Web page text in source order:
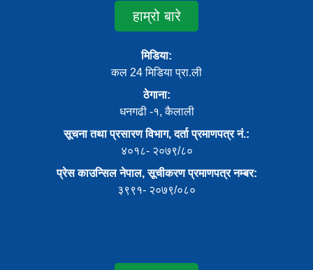
हाम्रो बारे
मिडिया:
कल 24 मिडिया प्रा.ली
ठेगाना:
धनगढी -१, कैलाली
सूचना तथा प्रसारण विभाग, दर्ता प्रमाणपत्र नं.:
४०१८- २०७९/८०
प्रेस काउन्सिल नेपाल, सूचीकरण प्रमाणपत्र नम्बर:
३९९१- २०७९/०८०